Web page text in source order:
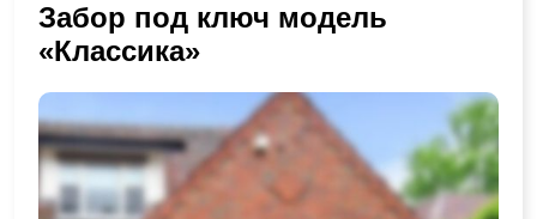
Забор под ключ модель
«Классика»